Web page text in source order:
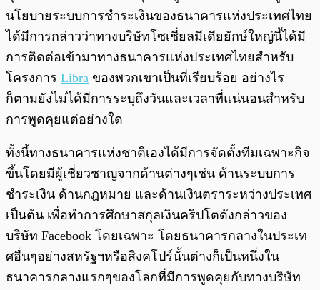
นโยบายระบบการชำระเงินของธนาคารแห่งประเทศไทย
ได้มีการกล่าวว่าทางบริษัทโซเชี่ยลมีเดียยักษ์ใหญ่นี้ได้มี
การติดต่อเข้ามาทางธนาคารแห่งประเทศไทยสำหรับ
โครงการ Libra ของพวกเขาเป็นที่เรียบร้อย อย่างไร
ก็ตามยังไม่ได้มีการระบุถึงวันและเวลาที่แน่นอนสำหรับ
การพูดคุยแต่อย่างใด
ทั้งนี้ทางธนาคารแห่งชาติเองได้มีการจัดตั้งทีมเฉพาะกิจ
ขึ้นโดยมีผู้เชี่ยวชาญจากด้านต่างๆเช่น ด้านระบบการ
ชำระเงิน ด้านกฎหมาย และด้านเงินตราระหว่างประเทศ
เป็นต้น เพื่อทำการศึกษาสกุลเงินคริปโตดังกล่าวของ
บริษัท Facebook โดยเฉพาะ โดยธนาคารกลางในประเท
ศอื่นๆอย่างสหรัฐฯหรือสิงคโปร์นั้นต่างก็เป็นหนึ่งใน
ธนาคารกลางแรกๆของโลกที่มีการพูดคุยกับทางบริษัท